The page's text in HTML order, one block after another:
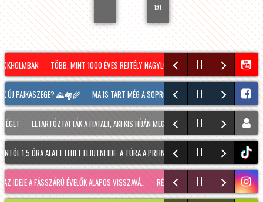
1#1
TÖBB, MINT 1000 ÉVES REJTÉLY NAGYLÓZS HATÁRÁBAN! HÍRADÓ –
PAJKASZEGE? 🌄🏘️🌾 MA IS TART MÉG A SOPRONI BORÜNNEP, 20 ÓRAKOR A
LETARTÓZTATTÁK A FIATALT, AKI KIS HÍJÁN MEGÖLT EGY 28 ÉVES FÉRFIT SOPRONBAN
ALATT LEHET ELJUTNI IDE. A TÚRA A PREINER GSCHEID PARKOLÓBÓL INDUL ÉS 1050
tiktok
FÁSSZÁRÚ ÉVELŐK ALAPOS VISSZAVÁ… RÉGMÚLT KIRAKATA, AMÉLIE MÓDRA TÉLEN